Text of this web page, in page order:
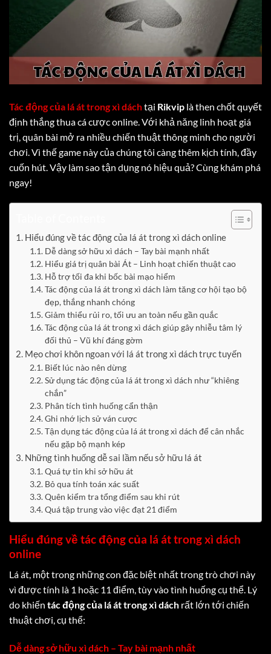
Tác động của lá át trong xì dáchtại Rikvip là then chốt quyết
định thắng thua cá cược online. Với khả năng linh hoạt giá
trị, quân bài mở ra nhiều chiến thuật thông minh cho người
chơi. Vì thế game này của chúng tôi càng thêm kịch tính, đầy
cuốn hút. Vậy làm sao tận dụng nó hiệu quả? Cùng khám phá
ngay!
Hiểu đúng về tác động của lá át trong xì dách online
Dễ dàng sở hữu xì dách – Tay bài mạnh nhất
Hiểu giá trị quân bài Át – Linh hoạt chiến thuật cao
Hỗ trợ tối đa khi bốc bài mạo hiểm
Tác động của lá át trong xì dách làm tăng cơ hội tạo bộ
đẹp, thắng nhanh chóng
Giảm thiểu rủi ro, tối ưu an toàn nếu gần quắc
Tác động của lá át trong xì dách giúp gây nhiễu tâm lý
đối thủ – Vũ khí đáng gờm
Mẹo chơi khôn ngoan với lá át trong xì dách trực tuyến
Biết lúc nào nên dừng
Sử dụng tác động của lá át trong xì dách như “khiêng
chắn”
Phân tích tình huống cẩn thận
Ghi nhớ lịch sử ván cược
Tận dụng tác động của lá át trong xì dách để cân nhắc
nếu gặp bộ mạnh kép
Những tình huống dễ sai lầm nếu sở hữu lá át
Quá tự tin khi sở hữu át
Bỏ qua tính toán xác suất
Quên kiểm tra tổng điểm sau khi rút
Quá tập trung vào việc đạt 21 điểm
Hiểu đúng về tác động của lá át trong xì dách
online
Lá át, một trong những con đặc biệt nhất trong trò chơi này
vì được tính là 1 hoặc 11 điểm, tùy vào tình huống cụ thể. Lý
do khiến tác động của lá át trong xì dách rất lớn tới chiến
thuật chơi, cụ thể:
Dễ dàng sở hữu xì dách – Tay bài mạnh nhất